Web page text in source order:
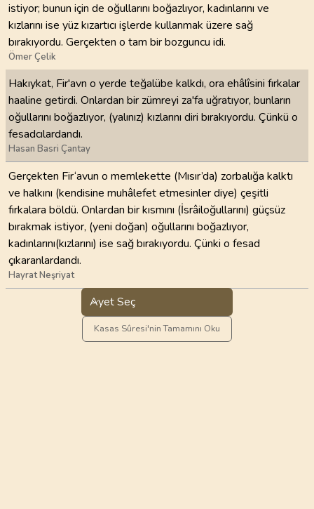
istiyor; bunun için de oğullarını boğazlıyor, kadınlarını ve
kızlarını ise yüz kızartıcı işlerde kullanmak üzere sağ
bırakıyordu. Gerçekten o tam bir bozguncu idi.
Ömer Çelik
Hakıykat, Fir'avn o yerde teğalübe kalkdı, ora ehâlîsini fırkalar
haaline getirdi. Onlardan bir zümreyi za'fa uğratıyor, bunların
oğullarını boğazlıyor, (yalınız) kızlarını diri bırakıyordu. Çünkü o
fesadcılardandı.
Hasan Basri Çantay
Gerçekten Fir‘avun o memlekette (Mısır’da) zorbalığa kalktı
ve halkını (kendisine muhâlefet etmesinler diye) çeşitli
fırkalara böldü. Onlardan bir kısmını (İsrâiloğullarını) güçsüz
bırakmak istiyor, (yeni doğan) oğullarını boğazlıyor,
kadınlarını(kızlarını) ise sağ bırakıyordu. Çünki o fesad
çıkaranlardandı.
Hayrat Neşriyat
Ayet Seç
Kasas Sûresi'nin Tamamını Oku